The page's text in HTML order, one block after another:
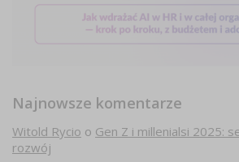
Najnowsze komentarze
Witold Rycio o Gen Z i millenialsi 2025:
rozwój